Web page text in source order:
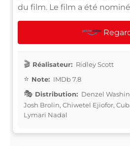
du film. Le film a été
Réalisateur: Ridley Scott
Note: IMDb 7.8
Distribution: Denzel
Josh Brolin, Chiwetel Ejiofor,
Lymari Nadal